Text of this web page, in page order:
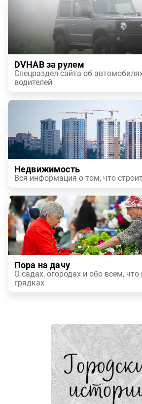
DVHAB за рулем
Спецраздел сайта об
водителей
Недвижимость
Вся информация о том, что
Пора на дачу
О садах, огородах и обо всем, что
грядках